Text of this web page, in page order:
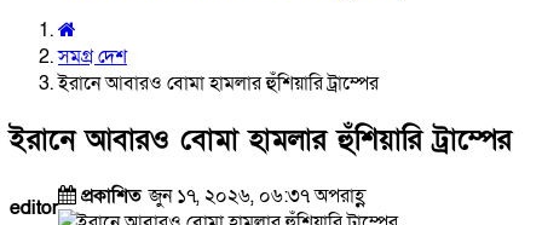
সমগ্র দেশ
ইরানে আবারও বোমা হামলার হুঁশিয়ারি ট্রাম্পের
ইরানে আবারও বোমা হামলার হুঁশিয়ারি ট্রাম্পের
editor প্রকাশিতজুন ১৭, ২০২৬, ০৬:৩৭ অপরাহ্ণ